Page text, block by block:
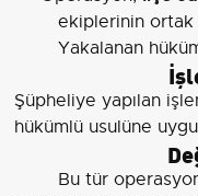
ekiplerinin ortak
Yakalanan
Şüpheliye yapılan
hükümlü usulüne
Bu tür